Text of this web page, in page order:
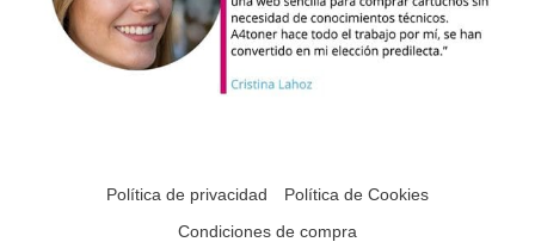
Política de privacidad
Política de Cookies
Condiciones de compra